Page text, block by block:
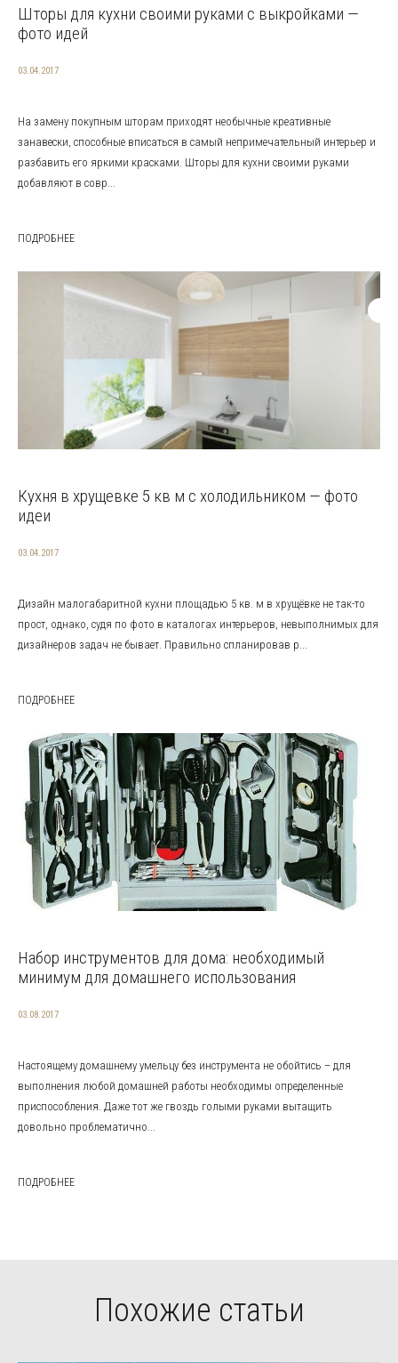
Шторы для кухни своими руками с выкройками —
фото идей
03.04.2017
На замену покупным шторам приходят необычные креативные
занавески, способные вписаться в самый непримечательный интерьер и
разбавить его яркими красками. Шторы для кухни своими руками
добавляют в совр...
ПОДРОБНЕЕ
Кухня в хрущевке 5 кв м с холодильником — фото
идеи
03.04.2017
Дизайн малогабаритной кухни площадью 5 кв. м в хрущёвке не так-то
прост, однако, судя по фото в каталогах интерьеров, невыполнимых для
дизайнеров задач не бывает. Правильно спланировав р...
ПОДРОБНЕЕ
Набор инструментов для дома: необходимый
минимум для домашнего использования
03.08.2017
Настоящему домашнему умельцу без инструмента не обойтись – для
выполнения любой домашней работы необходимы определенные
приспособления. Даже тот же гвоздь голыми руками вытащить
довольно проблематично...
ПОДРОБНЕЕ
Похожие статьи